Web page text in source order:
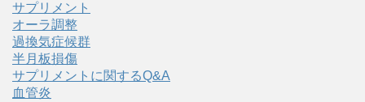
サプリメント
オーラ調整
過換気症候群
半月板損傷
サプリメントに関するQ&A
血管炎